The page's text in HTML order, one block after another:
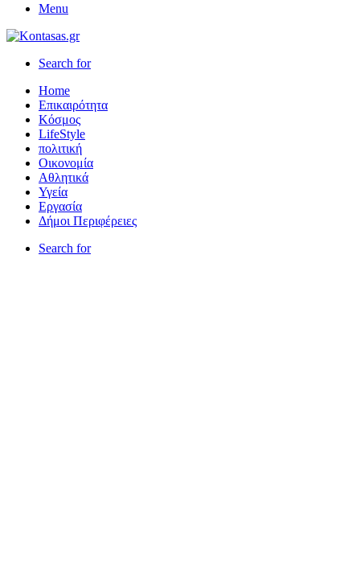
Menu
Search for
Home
Επικαιρότητα
Κόσμος
LifeStyle
πολιτική
Οικονομία
Αθλητικά
Υγεία
Εργασία
Δήμοι Περιφέρειες
Search for